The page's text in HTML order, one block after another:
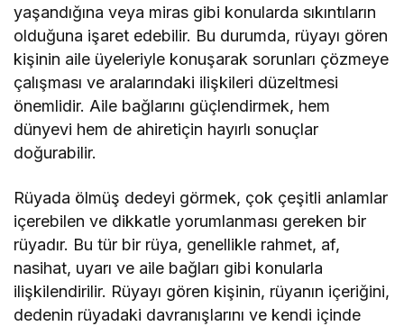
yaşandığına veya miras gibi konularda sıkıntıların
olduğuna işaret edebilir. Bu durumda, rüyayı gören
kişinin aile üyeleriyle konuşarak sorunları çözmeye
çalışması ve aralarındaki ilişkileri düzeltmesi
önemlidir. Aile bağlarını güçlendirmek, hem
dünyevi hem de ahiretiçin hayırlı sonuçlar
doğurabilir.
Rüyada ölmüş dedeyi görmek, çok çeşitli anlamlar
içerebilen ve dikkatle yorumlanması gereken bir
rüyadır. Bu tür bir rüya, genellikle rahmet, af,
nasihat, uyarı ve aile bağları gibi konularla
ilişkilendirilir. Rüyayı gören kişinin, rüyanın içeriğini,
dedenin rüyadaki davranışlarını ve kendi içinde